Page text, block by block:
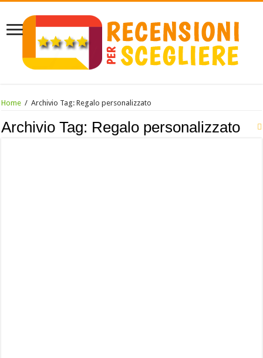
Home / Archivio Tag:Regalo personalizzato
Archivio Tag: Regalo personalizzato